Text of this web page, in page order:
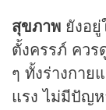
สุขภาพ ยังอ
ตั้งครรภ์ ควร
ๆ ทั้งร่างกาย
แรง ไม่มีปัญ